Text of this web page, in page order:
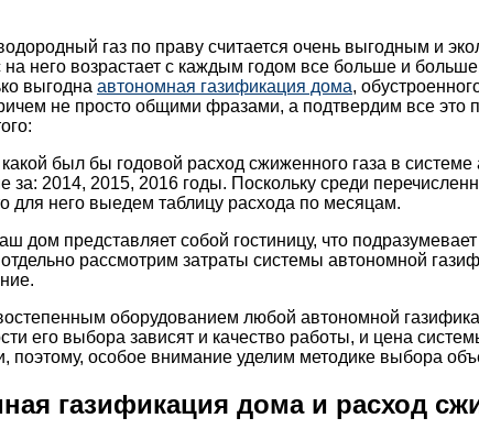
газ по праву считается очень выгодным и
него возрастает с каждым годом все больше и
выгодна автономная газификация дома,
не просто общими фразами, а подтвердим все это
был бы годовой расход сжиженного газа в
за: 2014, 2015, 2016 годы. Поскольку среди
для него выедем таблицу расхода по месяцам.
дом представляет собой гостиницу, что
рассмотрим затраты системы автономной
оборудованием любой автономной
его выбора зависят и качество работы, и цена
поэтому, особое внимание уделим методике выбора
газификация дома и расход